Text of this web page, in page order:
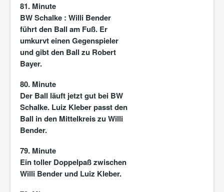
81. Minute
BW Schalke : Willi Bender
führt den Ball am Fuß. Er
umkurvt einen Gegenspieler
und gibt den Ball zu Robert
Bayer.
80. Minute
Der Ball läuft jetzt gut bei BW
Schalke. Luiz Kleber passt den
Ball in den Mittelkreis zu Willi
Bender.
79. Minute
Ein toller Doppelpaß zwischen
Willi Bender und Luiz Kleber.